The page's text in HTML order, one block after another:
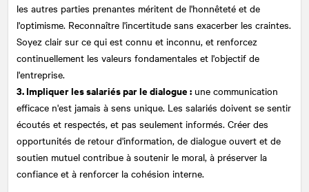
les autres parties prenantes méritent de l'honnêteté et de
l'optimisme. Reconnaître l'incertitude sans exacerber les craintes.
Soyez clair sur ce qui est connu et inconnu, et renforcez
continuellement les valeurs fondamentales et l'objectif de
l'entreprise.
3. Impliquer les salariés par le dialogue : une communication
efficace n'est jamais à sens unique. Les salariés doivent se sentir
écoutés et respectés, et pas seulement informés. Créer des
opportunités de retour d'information, de dialogue ouvert et de
soutien mutuel contribue à soutenir le moral, à préserver la
confiance et à renforcer la cohésion interne.